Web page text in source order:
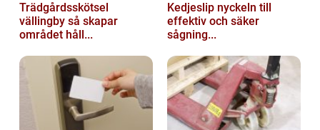
Trädgårdsskötsel
vällingby så skapar
området håll...
Kedjeslip nyckeln till
effektiv och säker
sågning...